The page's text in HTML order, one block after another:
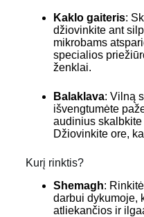
Kaklo gaiteris:
džiovinkite ant
mikrobams
specialios
ženklai.
Balaklava: Vilną
išvengtumėte
audinius
Džiovinkite ore,
Kurį rinktis?
Shemagh:
darbui dykumoje,
atliekančios ir